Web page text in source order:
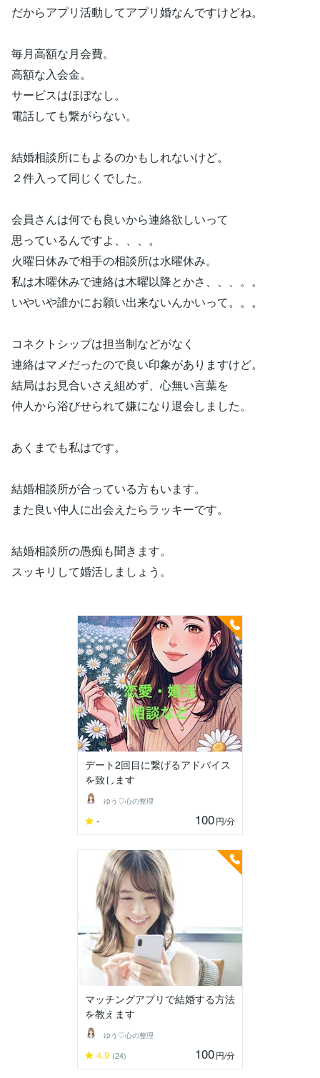
だからアプリ活動してアプリ婚なんですけどね。
毎月高額な月会費。
高額な入会金。
サービスはほぼなし。
電話しても繋がらない。
結婚相談所にもよるのかもしれないけど。
２件入って同じくでした。
会員さんは何でも良いから連絡欲しいって
思っているんですよ、、、。
火曜日休みで相手の相談所は水曜休み。
私は木曜休みで連絡は木曜以降とかさ、、、。。
いやいや誰かにお願い出来ないんかいって。。。
コネクトシップは担当制などがなく
連絡はマメだったので良い印象がありますけど。
結局はお見合いさえ組めず、心無い言葉を
仲人から浴びせられて嫌になり退会しました。
あくまでも私はです。
結婚相談所が合っている方もいます。
また良い仲人に出会えたらラッキーです。
結婚相談所の愚痴も聞きます。
スッキリして婚活しましょう。
デート2回目に繋げるアドバイス
を致します
ゆう♡心の整理
- 100円/分
マッチングアプリで結婚する方法
を教えます
ゆう♡心の整理
4.9 (24) 100円/分